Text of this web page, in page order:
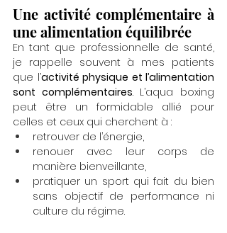
Une activité complémentaire à
une alimentation équilibrée
En tant que professionnelle de santé,
je rappelle souvent à mes patients
que l’activité physique et l’alimentation
sont complémentaires. L’aqua boxing
peut être un formidable allié pour
celles et ceux qui cherchent à :
retrouver de l’énergie,
renouer avec leur corps de
manière bienveillante,
pratiquer un sport qui fait du bien
sans objectif de performance ni
culture du régime.